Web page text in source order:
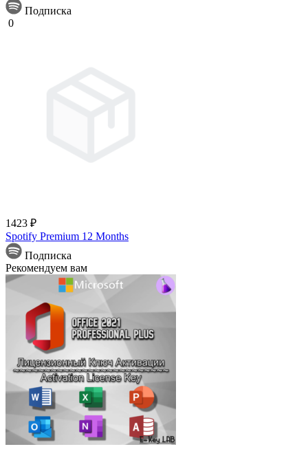
Подписка
0
1423 ₽
Spotify Premium 12 Months
Подписка
Рекомендуем вам